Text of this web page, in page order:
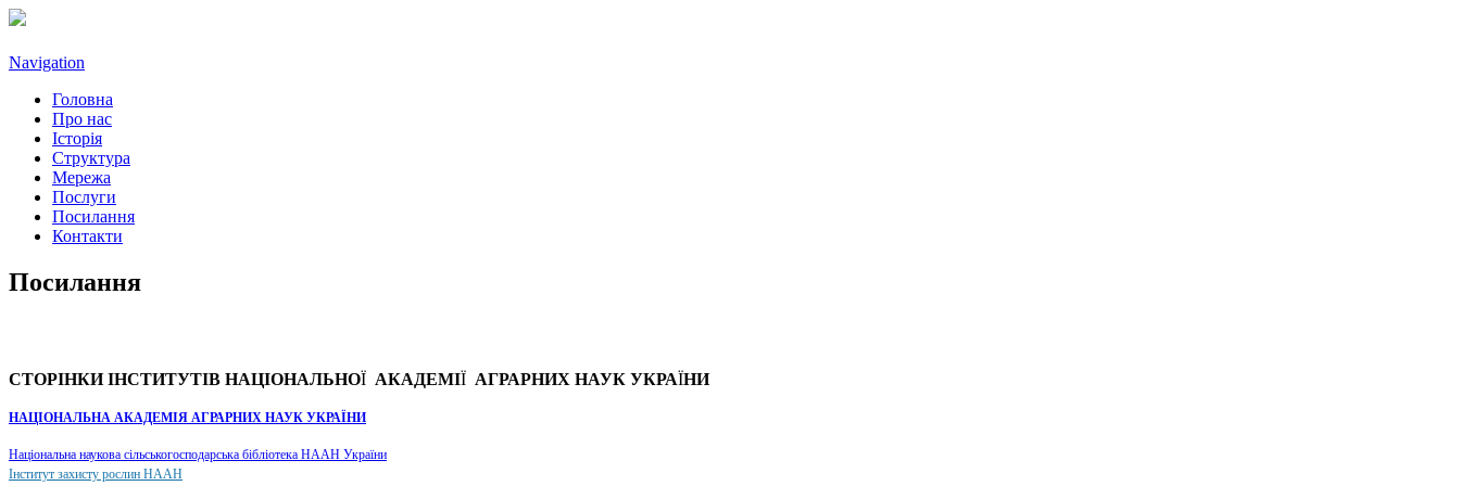
Navigation
Головна
Про нас
Історія
Структура
Мережа
Послуги
Посилання
Контакти
Посилання
CТОРIНКИ IНСТИТУТIВ НАЦIОНАЛЬНОЇ АКАДЕМIЇ АГРАРНИХ НАУК УКРАЇНИ
НАЦІОНАЛЬНА АКАДЕМІЯ АГРАРНИХ НАУК УКРАЇНИ
Національна наукова сільськогосподарська бібліотека НААН України
Інститут захисту рослин НААН